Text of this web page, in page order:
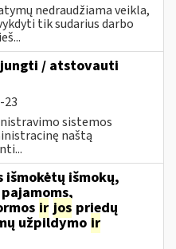
nedraudžiama veikla,
tik sudarius darbo
/ atstovauti
23
sistemos
naštą
išmokėtų išmokų,
ir jos priedų
užpildymo ir